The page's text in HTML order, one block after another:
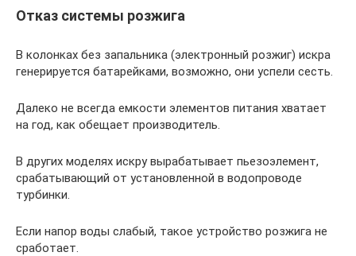
Отказ системы розжига
В колонках без запальника (электронный розжиг) искра
генерируется батарейками, возможно, они успели сесть.
Далеко не всегда емкости элементов питания хватает
на год, как обещает производитель.
В других моделях искру вырабатывает пьезоэлемент,
срабатывающий от установленной в водопроводе
турбинки.
Если напор воды слабый, такое устройство розжига не
сработает.